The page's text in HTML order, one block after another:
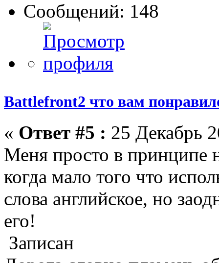
Сообщений: 148
Battlefront2 что вам
« Ответ #5 : 25 Декабрь
Меня просто в принципе
когда мало того что
слова английское, но
его!
Записан